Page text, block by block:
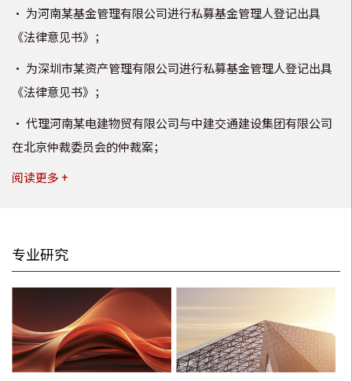
南某劳务有限公司、河南某置业有限公司、河南某市政工程有
限公司、河南某体育器材设施有限公司、郑州某体育工程有限
• 为河南某基金管理有限公司进行私募基金管理人登记出具
《法律意见书》；
• 为深圳市某资产管理有限公司进行私募基金管理人登记出具
《法律意见书》；
• 代理河南某电建物贸有限公司与中建交通建设集团有限公司
在北京仲裁委员会的仲裁案；
•代理郑州某体育工程有限公司诉河南某装饰工程有限公司、
再审程序，最终法院判定联合体对实际施工人承担连带付款责
任；
代理某银行对许某申请实现抵押权案件，在提出充分证据证
明某银行的抵押权无效的情形下，银行被迫撤诉；
•代理师某诉某环境工程科技有限公司技术服务合同纠纷案，
阅读更多 +
专业研究